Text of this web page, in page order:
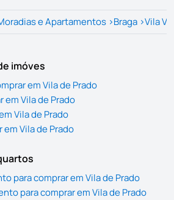
e Apartamentos >Braga >Vila
imóves
em Vila de Prado
em Vila de Prado
Vila de Prado
em Vila de Prado
para comprar em Vila de Prado
para comprar em Vila de Prado